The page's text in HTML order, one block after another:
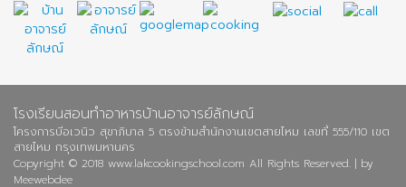
โรงเรียนสอนทำอาหารบ้านอาจารย์ลักษณ์
โครงการบีอเวนิว สุขาภิบาล 5 ตรงข้ามสำนักงานเขตสายไหม เลขที่ 555/110 เขต
สายไหม กรุงเทพมหานคร
Copyright © 2018 www.lakcookingschool.com All Rights Reserved. | by
Meewebdee